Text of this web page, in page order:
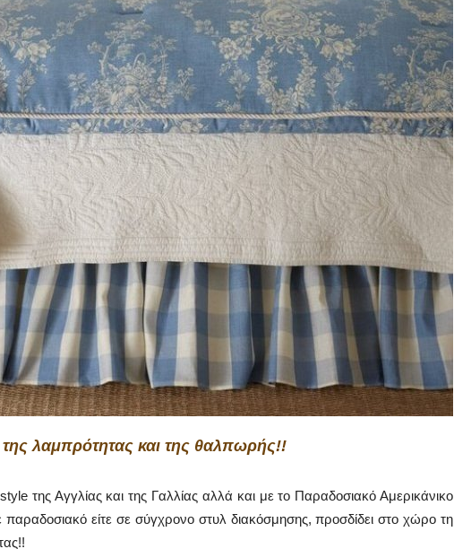
λαμπρότητας και της θαλπωρής!!
της Αγγλίας και της Γαλλίας αλλά και με το Παραδοσιακό Αμερικάνικο
είτε σε σύγχρονο στυλ διακόσμησης, προσδίδει στο χώρο τη
Mykonos News